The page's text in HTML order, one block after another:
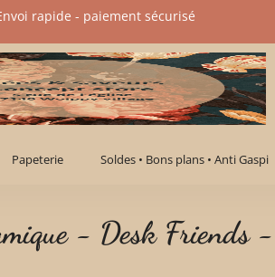
rapide - paiement sécurisé​
Papeterie Soldes • Bons plans • Anti Gaspi
- Desk Friends